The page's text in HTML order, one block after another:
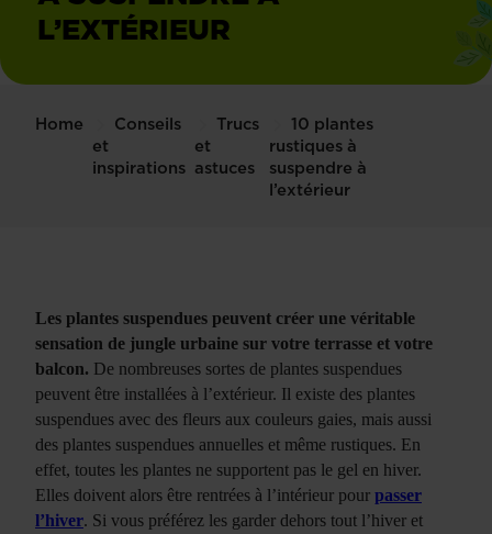
L’EXTÉRIEUR
Home
Conseils
et
inspirations
Trucs
et
astuces
10 plantes
rustiques à
suspendre à
l’extérieur
Les plantes suspendues peuvent créer une véritable
sensation de jungle urbaine sur votre terrasse et votre
balcon. De nombreuses sortes de plantes suspendues
peuvent être installées à l’extérieur. Il existe des plantes
suspendues avec des fleurs aux couleurs gaies, mais aussi
des plantes suspendues annuelles et même rustiques. En
effet, toutes les plantes ne supportent pas le gel en hiver.
Elles doivent alors être rentrées à l’intérieur pour passer
l’hiver. Si vous préférez les garder dehors tout l’hiver et